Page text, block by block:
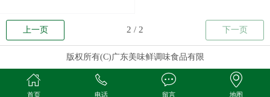
上一页 下一页
版权所有(C)广东美味鲜调味食品有限
首页 电话 留言 地图